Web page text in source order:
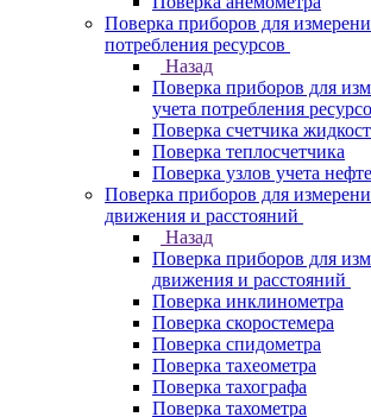
Поверка приборов для
потребления ресурсов
Назад
Поверка приборов для
учета потребления
Поверка счетчика
Поверка теплосчетчика
Поверка узлов учета
Поверка приборов для
движения и расстояний
Назад
Поверка приборов для
движения и расстояний
Поверка инклинометра
Поверка скоростемера
Поверка спидометра
Поверка тахеометра
Поверка тахографа
Поверка тахометра